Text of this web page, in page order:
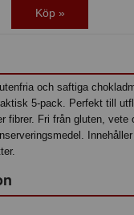
Köp »
och saftiga
5-pack. Perfekt till
fibrer. Fri från gluten, vete